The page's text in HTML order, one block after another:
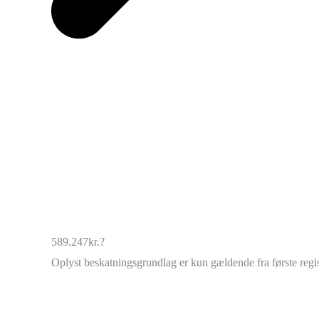
589.247kr.?
Oplyst beskatningsgrundlag er kun gældende fra første